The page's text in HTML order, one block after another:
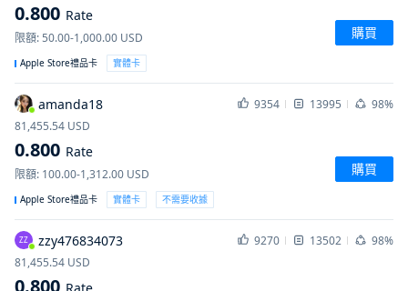
0.800 Rate
限額:50.00-1,000.00 USD 購買
Apple Store禮品卡 實體卡
amanda18 9354 13995
98%
81,455.54 USD
0.800 Rate
限額: 100.00-1,312.00 USD 購買
Apple Store禮品卡 實體卡 不需要收據
ZZ zzy476834073 9270 13502
98%
81,455.54 USD
0.800